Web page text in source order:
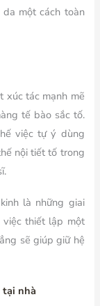
một cách toàn
xúc tác mạnh mẽ
tế bào sắc tố.
việc tự ý dùng
nội tiết tố trong
là những giai
thiết lập một
sẽ giúp giữ hệ
tại nhà